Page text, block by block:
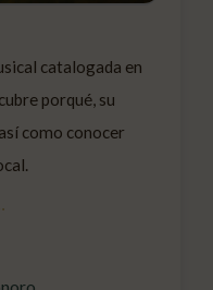
catalogada en
porqué, su
como conocer